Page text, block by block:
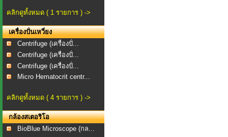
คลิกดูทั้งหมด ( 1 รายการ ) ->
เครื่องปั่นเหวี่ยง
Centrifuge (เครื่องปั่...
Centrifuge (เครื่องปั่...
Centrifuge (เครื่องปั่...
Micro Hematocrit centr...
คลิกดูทั้งหมด ( 4 รายการ ) ->
กล้องสเตอริโอ
BioBlue Microscope (กล...